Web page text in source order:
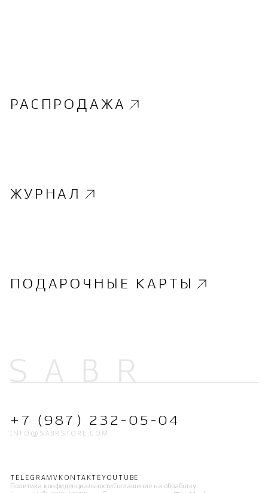
РАСПРОДАЖА
ЖУРНАЛ
ПОДАРОЧНЫЕ КАРТЫ
+7 (987) 232-05-04
INFO@SABRSTORE.COM
TELEGRAMVKONTAKTE YOUTUBE
Политика конфиденциальности Соглашение на обработку